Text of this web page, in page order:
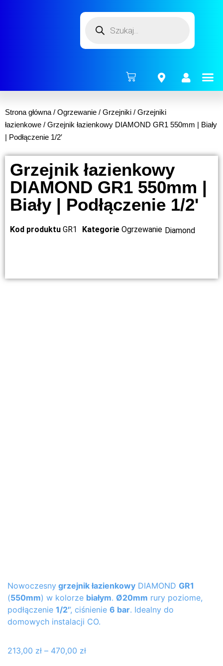
Strona główna / Ogrzewanie / Grzejniki / Grzejniki
łazienkowe / Grzejnik łazienkowy DIAMOND GR1 550mm | Biały
| Podłączenie 1/2′
Grzejnik łazienkowy
DIAMOND GR1 550mm |
Biały | Podłączenie 1/2'
Kod produktu GR1 Kategorie Ogrzewanie Diamond
Nowoczesny grzejnik łazienkowy DIAMOND GR1
(550mm) w kolorze białym. Ø20mm rury poziome,
podłączenie 1/2′’, ciśnienie 6 bar. Idealny do
domowych instalacji CO.
213,00 zł – 470,00 zł